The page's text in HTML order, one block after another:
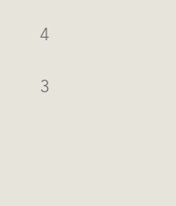
4
3